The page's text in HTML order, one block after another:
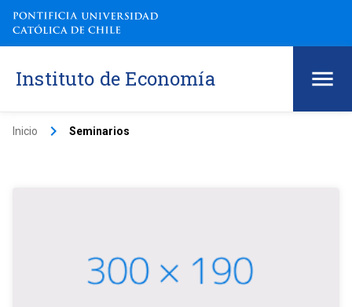
Instituto de Economía
Inicio keyboard_arrow_right Seminarios